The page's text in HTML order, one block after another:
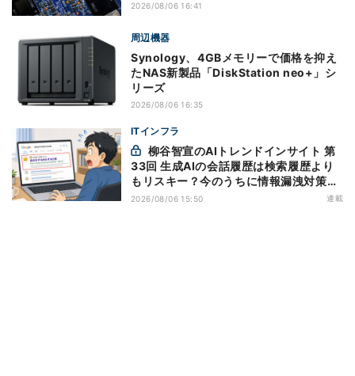
2026/08/06 16:41
周辺機器
Synology、4GBメモリーで価格を抑え
たNAS新製品「DiskStation neo+」シ
リーズ
2026/08/06 16:35
ITインフラ
33回 生成AIの会話履歴は検索履歴より
もリスキー？今のうちに情報漏洩対策を
万全にしておこう
2026/08/06 15:50 連載